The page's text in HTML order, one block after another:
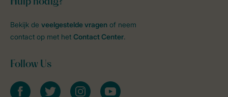
Hulp nodig?
Bekijk de veelgestelde vragen of neem
contact op met het Contact Center.
Follow Us
facebooktwitter instagramyoutube